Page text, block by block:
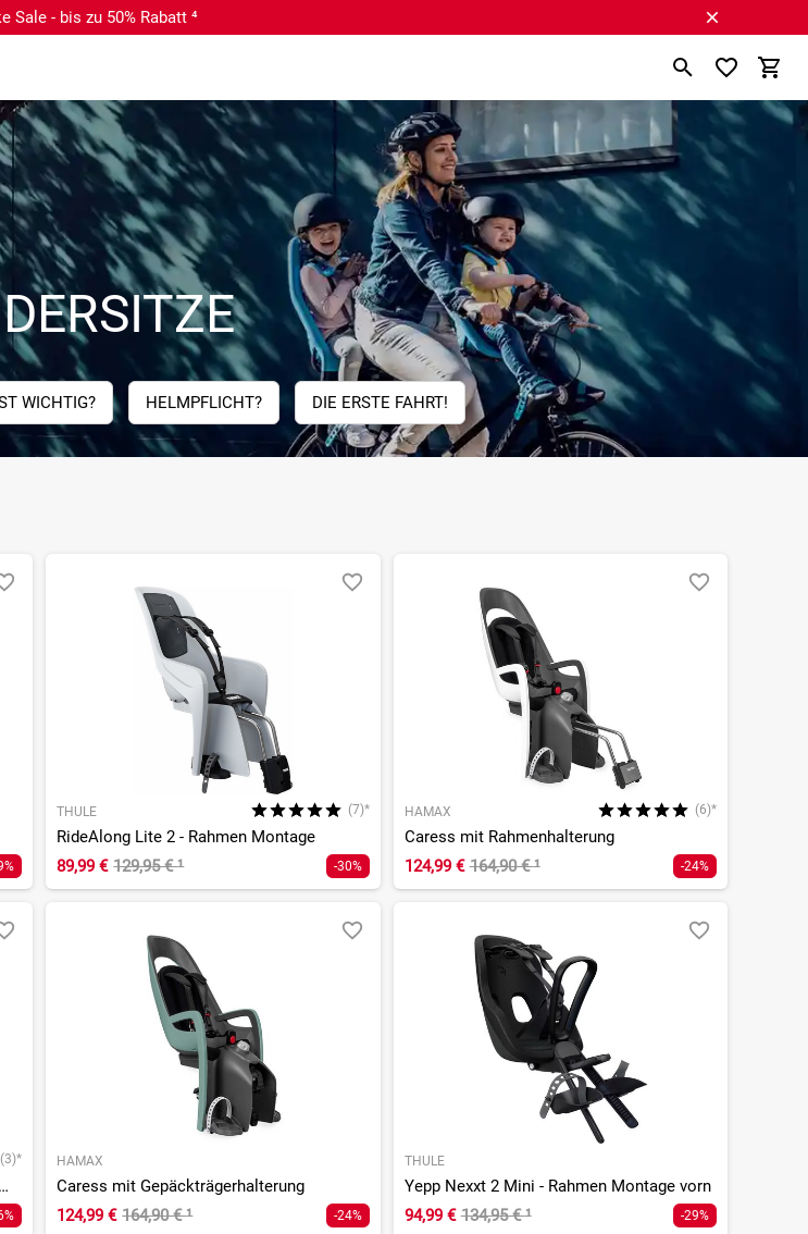
Sale - bis zu 50% Rabatt ⁴
WICHTIG? HELMPFLICHT? DIE ERSTE FAHRT!
THULE (7)*
RideAlong Lite 2 - Rahmen Montage
89,99 € 129,95 €¹ -30%
HAMAX (6)*
Caress mit Rahmenhalterung
124,99 € 164,90 €¹ -24%
(3)*
Pro 2.0 MTB Front Kindersitz/Lenker Combo Set
HAMAX
Caress mit Gepäckträgerhalterung
124,99 € 164,90 €¹ -24%
THULE
Yepp Nexxt 2 Mini - Rahmen Montage vorn
94,99 € 134,95 €¹ -29%